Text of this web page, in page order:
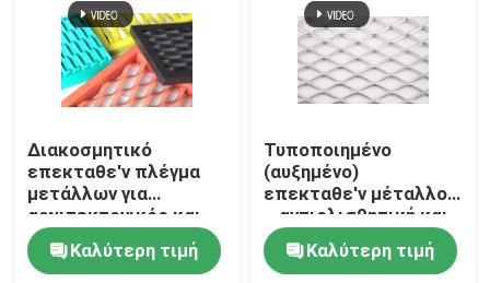
Επισκέψεις στο εργοστάσιο
Επικοινωνήστε μαζί μας
Ειδήσεις
Διακοσμητικό
επεκταθε'ν πλέγμα
μετάλλων για
αρχιτεκτονικός και
βιομηχανικός
Καλύτερη τιμή
Τυποποιημένο
(αυξημένο)
επεκταθε'ν μέταλλο
– αντιολισθητική και
μεγάλη αντίσταση
διάβρωσης
Καλύτερη τιμή